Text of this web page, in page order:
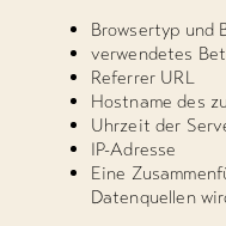
Browsertyp und
verwendetes
Referrer URL
Hostname des
Uhrzeit der
IP-Adresse
Eine
Datenquellen